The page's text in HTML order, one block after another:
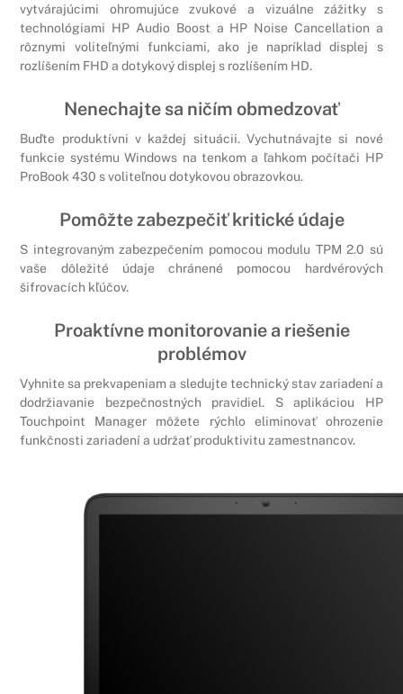
vytvárajúcimi ohromujúce zvukové a vizuálne zážitky s
technológiami HP Audio Boost a HP Noise Cancellation a
rôznymi voliteľnými funkciami, ako je napríklad displej s
rozlíšením FHD a dotykový displej s rozlíšením HD.
Nenechajte sa ničím obmedzovať
Buďte produktívni v každej situácii. Vychutnávajte si nové
funkcie systému Windows na tenkom a ľahkom počítači HP
ProBook 430 s voliteľnou dotykovou obrazovkou.
Pomôžte zabezpečiť kritické údaje
S integrovaným zabezpečením pomocou modulu TPM 2.0 sú
vaše dôležité údaje chránené pomocou hardvérových
šifrovacích kľúčov.
Proaktívne monitorovanie a riešenie
problémov
Vyhnite sa prekvapeniam a sledujte technický stav zariadení a
dodržiavanie bezpečnostných pravidiel. S aplikáciou HP
Touchpoint Manager môžete rýchlo eliminovať ohrozenie
funkčnosti zariadení a udržať produktivitu zamestnancov.